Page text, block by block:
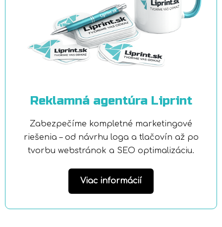
Reklamná agentúra Liprint
Zabezpečíme kompletné marketingové
riešenia – od návrhu loga a tlačovín až po
tvorbu webstránok a SEO optimalizáciu.
Viac informácií